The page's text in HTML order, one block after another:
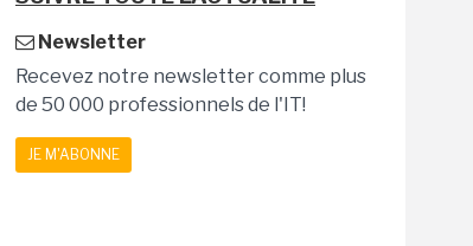
Newsletter
Recevez notre newsletter comme plus
de 50 000 professionnels de l'IT!
JE M'ABONNE